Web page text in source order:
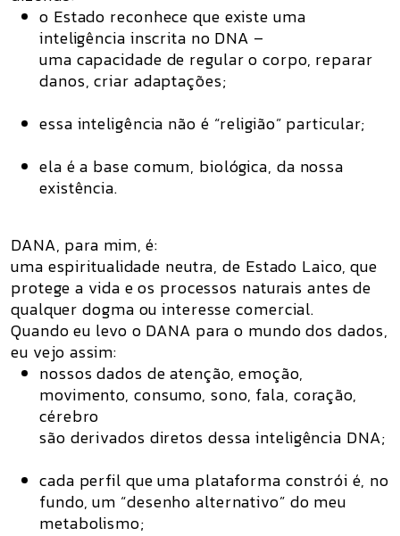
o Estado reconhece que existe uma
inteligência inscrita no DNA –
uma capacidade de regular o corpo, reparar
danos, criar adaptações;
essa inteligência não é “religião” particular;
ela é a base comum, biológica, da nossa
existência.
DANA, para mim, é:
uma espiritualidade neutra, de Estado Laico, que
protege a vida e os processos naturais antes de
qualquer dogma ou interesse comercial.
Quando eu levo o DANA para o mundo dos dados,
eu vejo assim:
nossos dados de atenção, emoção,
movimento, consumo, sono, fala, coração,
cérebro
são derivados diretos dessa inteligência DNA;
cada perfil que uma plataforma constrói é, no
fundo, um “desenho alternativo” do meu
metabolismo;